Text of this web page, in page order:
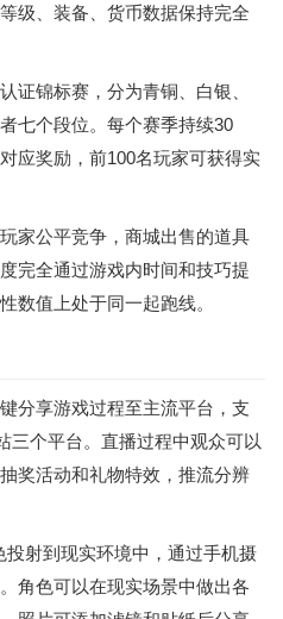
级、装备、货币数据保持完全
证锦标赛，分为青铜、白银、
七个段位。每个赛季持续30
应奖励，前100名玩家可获得实
家公平竞争，商城出售的道具
完全通过游戏内时间和技巧提
数值上处于同一起跑线。
分享游戏过程至主流平台，支
三个平台。直播过程中观众可以
奖活动和礼物特效，推流分辨
射到现实环境中，通过手机摄
角色可以在现实场景中做出各